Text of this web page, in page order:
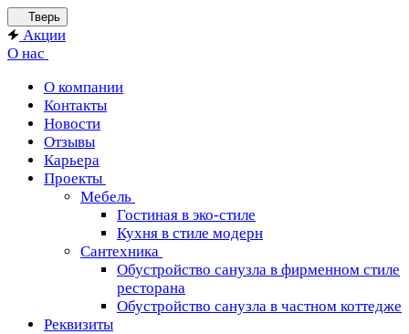
Тверь
Акции
О нас
О компании
Контакты
Новости
Отзывы
Карьера
Проекты
Мебель
Гостиная в эко-стиле
Кухня в стиле модерн
Сантехника
Обустройство санузла в фирменном стиле
ресторана
Обустройство санузла в частном коттедже
Реквизиты